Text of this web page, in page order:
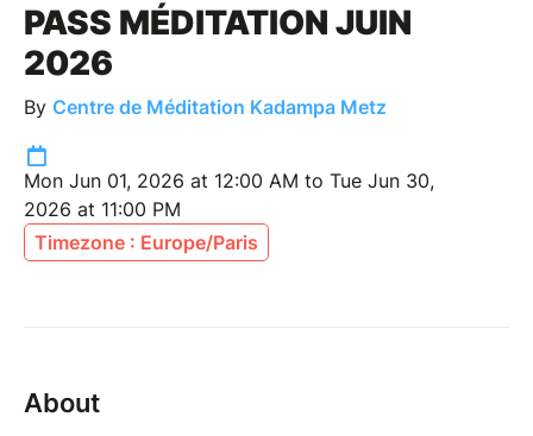
PASS MÉDITATION JUIN
2026
By Centre de Méditation Kadampa Metz
Mon Jun 01, 2026 at 12:00 AM to Tue Jun 30,
2026 at 11:00 PM
Timezone : Europe/Paris
About